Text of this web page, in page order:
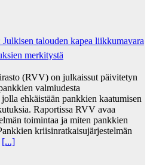
talouden kapea liikkumavara
merkitystä
(RVV) on julkaissut päivitetyn
valmiudesta
ehkäistään pankkien kaatumisen
Raportissa RVV avaa
toimintaa ja miten pankkien
kriisinratkaisujärjestelmän
[...]